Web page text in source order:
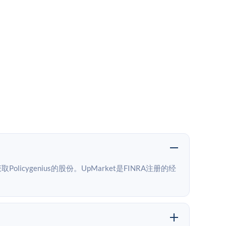
Policygenius的股份。UpMarket是FINRA注册的经